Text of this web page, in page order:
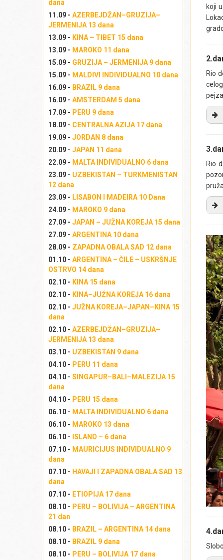
dana
11.09 - AZERBEJDŽAN–GRUZIJA–
JERMENIJA 13 dana
13.09 - KINA – TIBET 15 dana
13.09 - MAROKO 11 dana
15.09 - GRUZIJA – JERMENIJA 9 dana
15.09 - MALDIVI INDIVIDUALNO 10 dana
16.09 - BRAZIL 9 dana
16.09 - AMSTERDAM 5 dana
17.09 - PERU 9 dana
18.09 - CENTRALNA AZIJA 17 dana
19.09 - JORDAN 8 dana
20.09 - JAPAN 11 dana
22.09 - MALTA INDIVIDUALNO 6 dana
23.09 - UZBEKISTAN – TURKMENISTAN
12 dana
23.09 - LISABON I MADEIRA 10 Dana
24.09 - MAROKO 9 dana
27.09 - JAPAN – JUŽNA KOREJA 15 dana
27.09 - ARGENTINA 10 dana
28.09 - ZAPADNA OBALA SAD 12 dana
01.10 - ARGENTINA – ČILE – USKRŠNJE
OSTRVO 14 dana
02.10 - KINA 15 dana
02.10 - KINA–JUŽNA KOREJA 16 dana
02.10 - JUŽNA KOREJA–JAPAN–KINA 15
dana
02.10 - AZERBEJDŽAN–GRUZIJA–
JERMENIJA 13 dana
03.10 - UZBEKISTAN 9 dana
04.10 - PERU 11 dana
04.10 - SINGAPUR–BALI–MALEZIJA 15
dana
04.10 - PERU 15 dana
06.10 - MALTA INDIVIDUALNO 6 dana
06.10 - MAROKO 13 dana
06.10 - ISLAND – 6 dana
07.10 - MAURICIJUS INDIVIDUALNO 9
dana
07.10 - HAVAJI I ZAPADNA OBALA SAD 13
dana
07.10 - ETIOPIJA 17 dana
08.10 - PERU – BOLIVIJA – ARGENTINA
21 dan
08.10 - BRAZIL – ARGENTINA 14 dana
08.10 - BRAZIL 9 dana
08.10 - PERU – BOLIVIJA 17 dana
koji
Rio
u
s
(
Rio